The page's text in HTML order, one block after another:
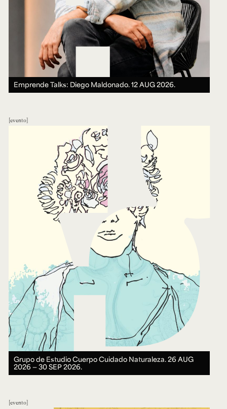
Emprende Talks: Diego Maldonado.12 AUG 2026.
evento
Grupo de Estudio Cuerpo Cuidado Naturaleza.26 AUG
2026 ― 30 SEP 2026.
evento